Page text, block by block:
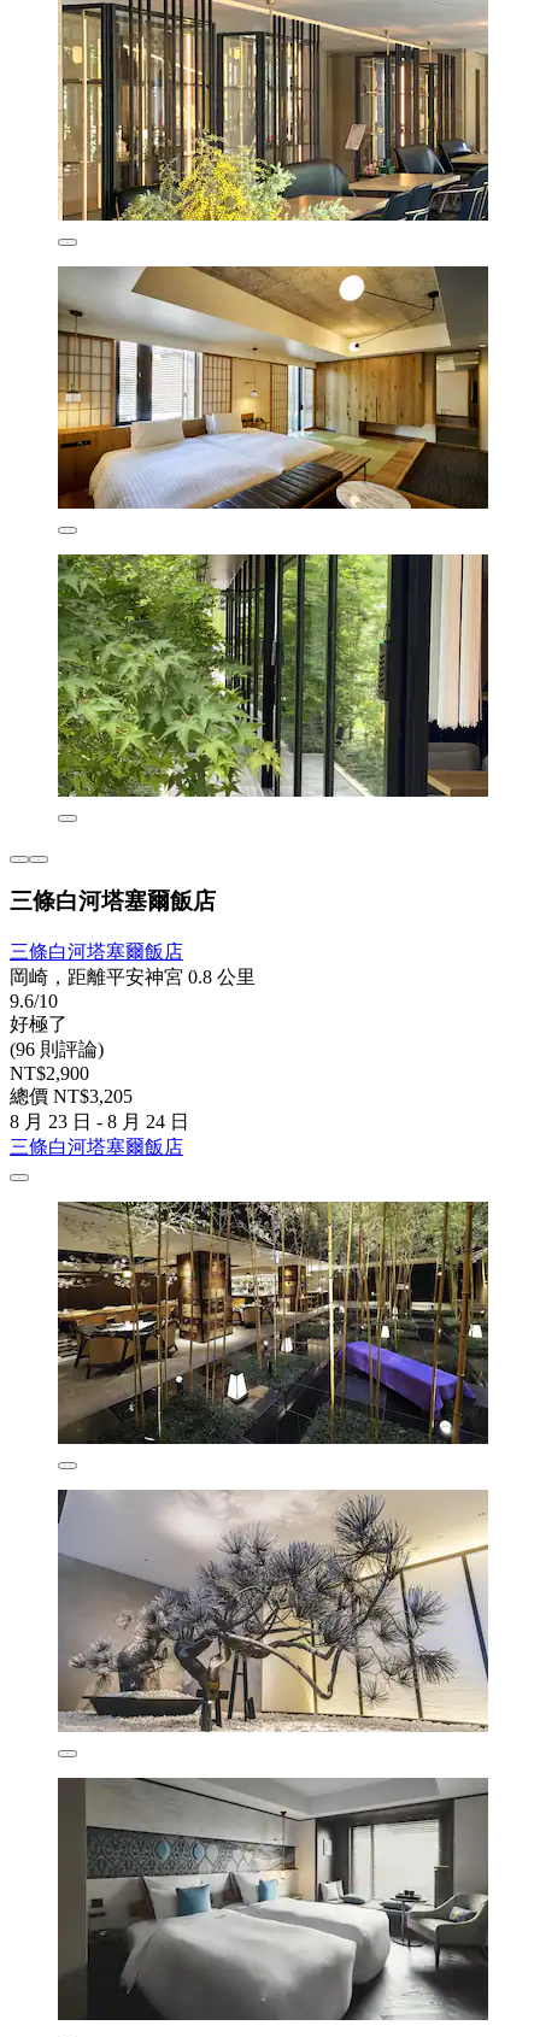
三條白河塔塞爾飯店
三條白河塔塞爾飯店
岡崎，距離平安神宮 0.8 公里
9.6/10
好極了
(96 則評論)
NT$2,900
總價 NT$3,205
8 月 23 日 - 8 月 24 日
三條白河塔塞爾飯店